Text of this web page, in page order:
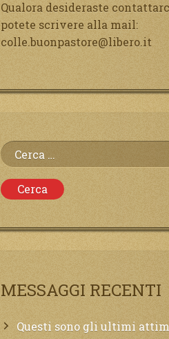
Qualora desideraste
potete scrivere alla mail:
colle.buonpastore@libero.it
Ricerca
per:
MESSAGGI RECENTI
Questi sono gli ultimi attimi di vita, chi si vuole salvare Mi chiami in